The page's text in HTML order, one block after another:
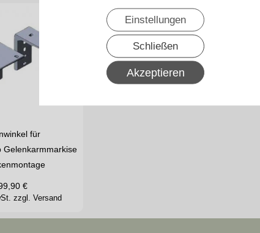
Einstellungen
Schließen
Akzeptieren
für
Gelenkarmmarkise
zzgl. Versand
€